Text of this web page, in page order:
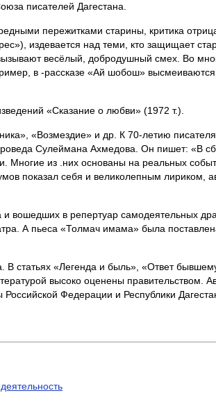
писателей Дагестана.
пережитками старины, критика
издевается над теми, кто защищает
весёлый, добродушный смех. Во
в -рассказе «Ай шобош»
«Сказание о любви» (1972 т.).
«Возмездие» и др. К 70-летию
Сулеймана Ахмедова. Он пишет: «В
из .них основаны на реальных
показал себя и великолепным лириком,
в репертуар самодеятельных
А пьеса «Толмач имама» была
В статьях «Легенда и быль», «Ответ
высоко оценены
Федерации и Республики